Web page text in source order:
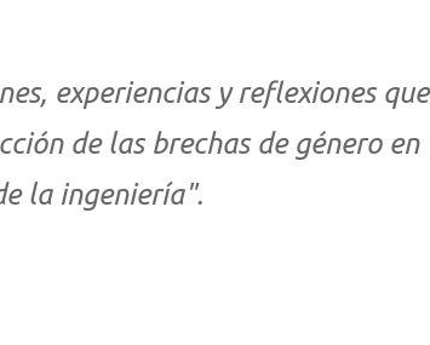
experiencias y reflexiones que
de las brechas de género en
la ingeniería".